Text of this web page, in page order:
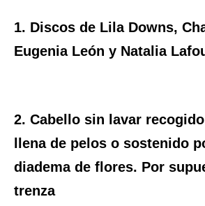
1. Discos de Lila Downs,
Eugenia León y Natalia
2. Cabello sin lavar
llena de pelos o sostenido
diadema de flores. Por
trenza